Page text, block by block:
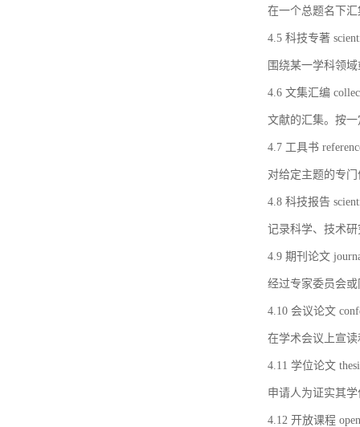
在一个总题名下
4.5 科技专著
围绕某一学科领
4.6 文集汇编
文献的汇集。按
4.7 工具书
对给定主题的专
4.8 科技报告
记录科学、技术
4.9 期刊论文
经过专家委员会
4.10 会议论文
在学术会议上宣
4.11 学位论文
申请人为证实其
4.12 开放课程